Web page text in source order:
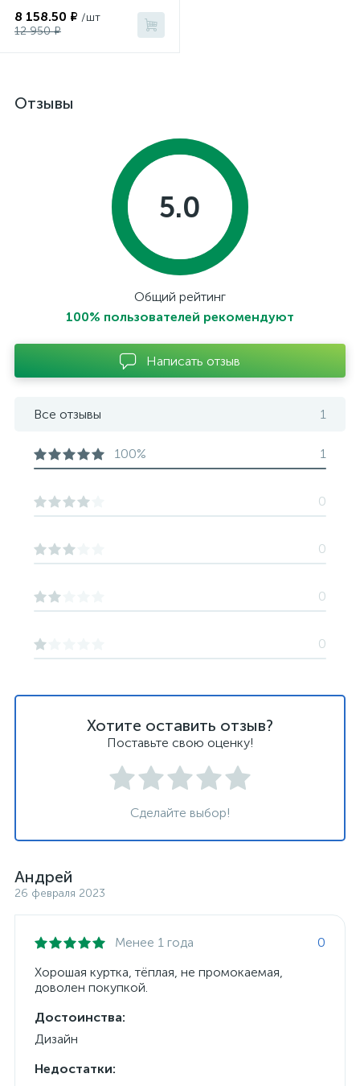
8 158.50 ₽ /шт
12 950 ₽
Отзывы
Хотите оставить отзыв?
Поставьте свою оценку!
Сделайте выбор!
Андрей
26 февраля 2023
Менее 1 года
0
Хорошая куртка, тёплая, не промокаемая,
доволен покупкой.
Достоинства:
Дизайн
Недостатки:
5.0
Общий рейтинг
100% пользователей рекомендуют
Написать отзыв
Все отзывы 1
100% 1
0
0
0
0